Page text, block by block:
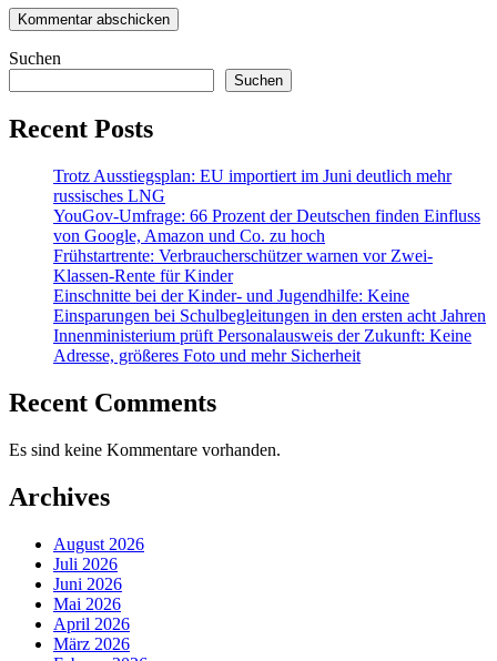
Suchen
Suchen
Recent Posts
Trotz Ausstiegsplan: EU importiert im Juni deutlich mehr
russisches LNG
YouGov-Umfrage: 66 Prozent der Deutschen finden Einfluss
von Google, Amazon und Co. zu hoch
Frühstartrente: Verbraucherschützer warnen vor Zwei-
Klassen-Rente für Kinder
Einschnitte bei der Kinder- und Jugendhilfe: Keine
Einsparungen bei Schulbegleitungen in den ersten acht Jahren
Innenministerium prüft Personalausweis der Zukunft: Keine
Adresse, größeres Foto und mehr Sicherheit
Recent Comments
Es sind keine Kommentare vorhanden.
Archives
August 2026
Juli 2026
Juni 2026
Mai 2026
April 2026
März 2026